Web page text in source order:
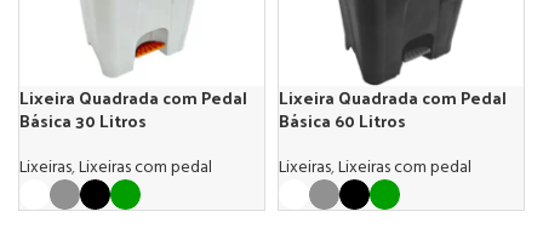
Lixeira Quadrada com Pedal
Básica 30 Litros
Lixeiras,Lixeiras com pedal
Lixeira Quadrada com Pedal
Básica 60 Litros
Lixeiras,Lixeiras com pedal